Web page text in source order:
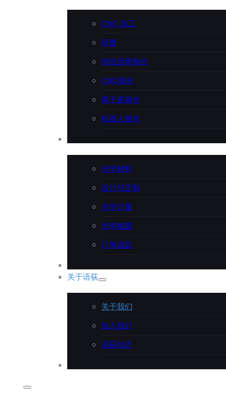
CNC 加工
研磨
传统沥青抛光
CNC抛光
离子束抛光
机器人抛光
光学材料
设计与定制
光学计量
光学镀膜
订单追踪
关于语荻
关于我们
加入我们
语荻动态